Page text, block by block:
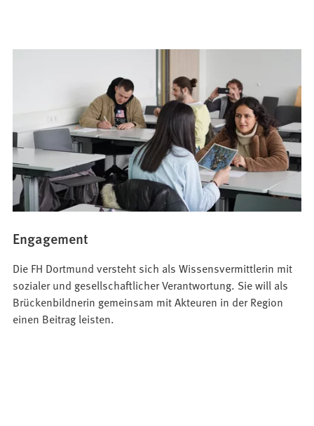
Engagement
Die FH Dortmund versteht sich als Wissensvermittlerin mit
sozialer und gesellschaftlicher Verantwortung. Sie will als
Brückenbildnerin gemeinsam mit Akteuren in der Region
einen Beitrag leisten.